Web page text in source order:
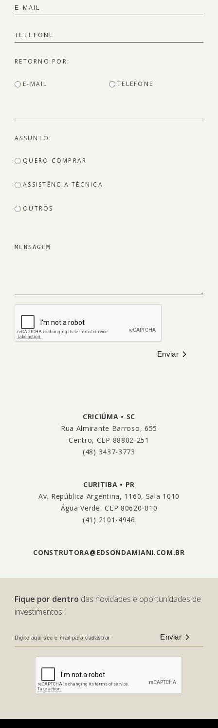
RETORNO POR:
E-MAIL TELEFONE
ASSUNTO:
QUERO COMPRAR
ASSISTÊNCIA TÉCNICA
OUTROS
Enviar
CRICIÚMA • SC
Rua Almirante Barroso, 655
Centro, CEP 88802-251
(48) 3437-3773
CURITIBA • PR
Av. República Argentina, 1160, Sala 1010
Água Verde, CEP 80620-010
(41) 2101-4946
CONSTRUTORA@EDSONDAMIANI.COM.BR
Fique por dentro das novidades e oportunidades de
investimentos:
Enviar